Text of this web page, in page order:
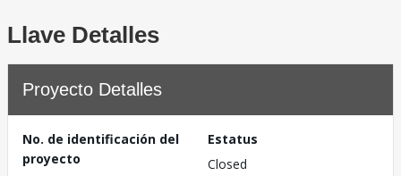
Llave Detalles
Proyecto Detalles
No. de identificación del
proyecto
Estatus
Closed